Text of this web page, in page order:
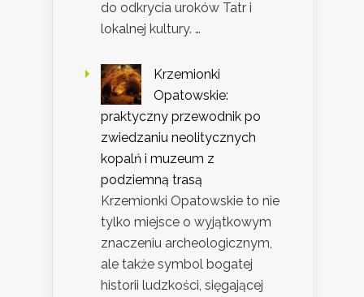
do odkrycia uroków Tatr i
lokalnej kultury. …
Krzemionki
Opatowskie:
praktyczny przewodnik po
zwiedzaniu neolitycznych
kopalń i muzeum z
podziemną trasą
Krzemionki Opatowskie to nie
tylko miejsce o wyjątkowym
znaczeniu archeologicznym,
ale także symbol bogatej
historii ludzkości, sięgającej